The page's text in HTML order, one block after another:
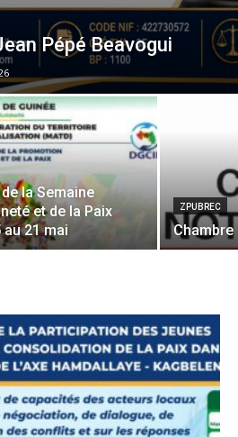
Pépé Beavogui
la Semaine
et de la Paix
au 21 mai
ZPUBREC
Chambre